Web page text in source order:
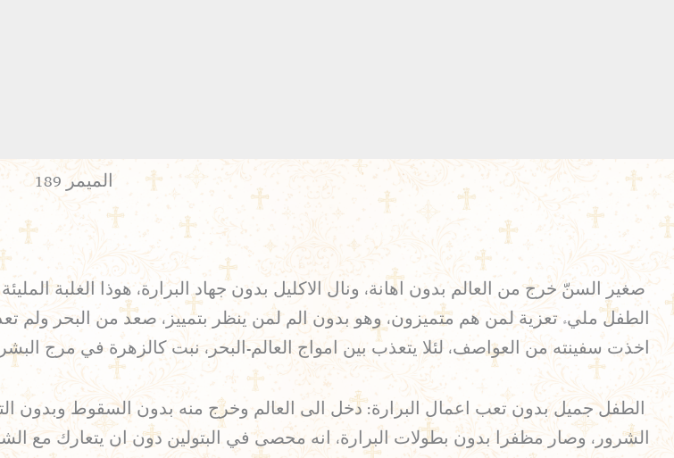
الميمر 189
صغير السنّ خرج من العالم بدون اهانة، ونال الاكليل بدون جهاد البرارة، هوذا الغلبة
الطفل مليء تعزية لمن هم متميزون، وهو بدون الم لمن ينظر بتمييز، صعد من البحر ولم
اخذت سفينته من العواصف، لئلا يتعذب بين امواج العالم-البحر، نبت كالزهرة في مرج
الطفل جميل بدون تعب اعمال البرارة: دخل الى العالم وخرج منه بدون السقوط وبدون
الشرور، وصار مظفرا بدون بطولات البرارة، انه محصى في البتولين دون ان يتعارك مع